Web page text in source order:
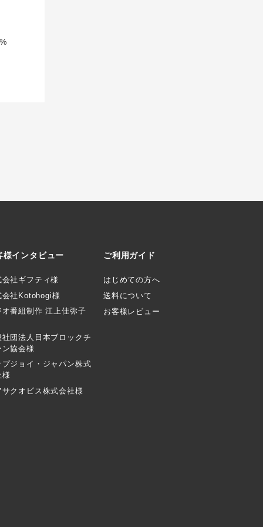
様インタビュー
会社ギフティ様
会社Kotohogi様
オ番組制作 江上佳弥子
社団法人日本ブロックチ
ン協会様
プジョイ・ジャパン株式
様
サクオビス株式会社様
ご利用ガイド
はじめての方へ
送料について
お客様レビュー